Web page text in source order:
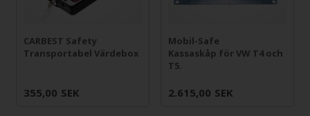
CARBEST Safety
Transportabel Värdebox
355,00 SEK
Mobil-Safe
Kassaskåp för VW T4 och
T5.
2.615,00 SEK